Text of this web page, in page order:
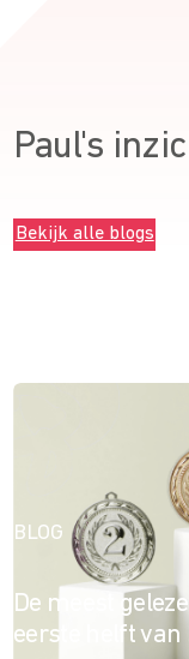
Paul's
Bekijk alle blogs
BLOG
De meest
eerste helft van